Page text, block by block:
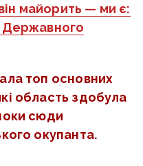
майорить — ми є:
Державного
топ основних
область здобула
сюди
окупанта.